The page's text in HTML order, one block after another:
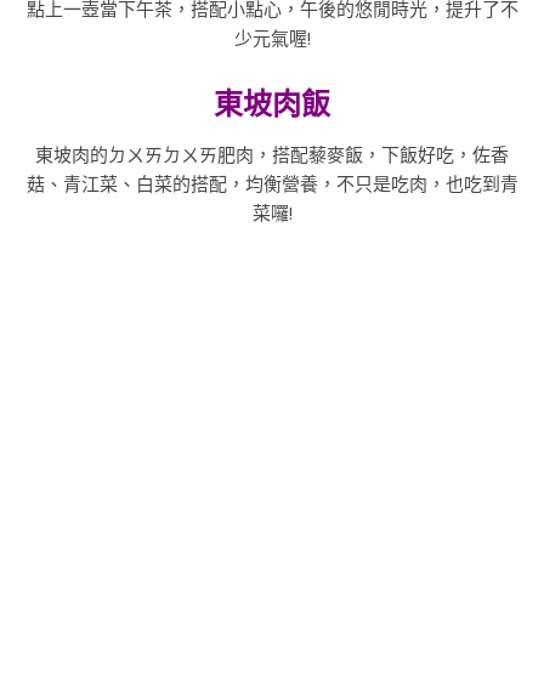
點上一壺當下午茶，搭配小點心，午後的悠閒時光，提升了不
少元氣喔!
東坡肉飯
東坡肉的ㄉㄨㄞㄉㄨㄞ肥肉，搭配藜麥飯，下飯好吃，佐香
菇、青江菜、白菜的搭配，均衡營養，不只是吃肉，也吃到青
菜囉!